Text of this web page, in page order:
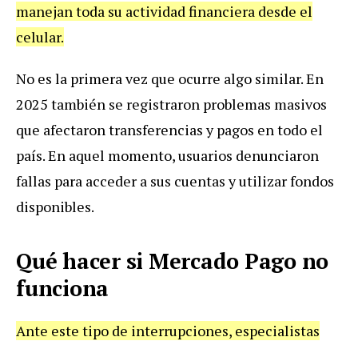
manejan toda su actividad financiera desde el
celular.
No es la primera vez que ocurre algo similar. En
2025 también se registraron problemas masivos
que afectaron transferencias y pagos en todo el
país. En aquel momento, usuarios denunciaron
fallas para acceder a sus cuentas y utilizar fondos
disponibles.
Qué hacer si Mercado Pago no
funciona
Ante este tipo de interrupciones, especialistas